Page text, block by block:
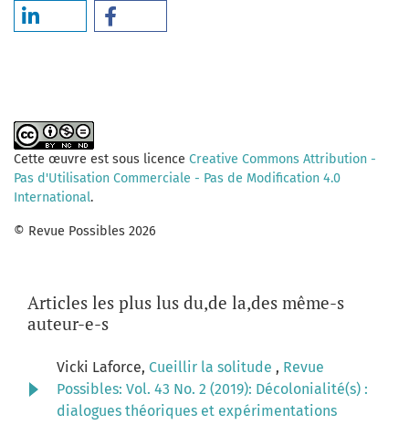
Cette œuvre est sous licence Creative Commons Attribution -
Pas d'Utilisation Commerciale - Pas de Modification 4.0
International.
© Revue Possibles 2026
Articles les plus lus du,de la,des même-s
auteur-e-s
Vicki Laforce, Cueillir la solitude , Revue
Possibles: Vol. 43 No. 2 (2019): Décolonialité(s) :
dialogues théoriques et expérimentations